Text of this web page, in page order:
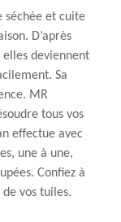
séchée et cuite
D’après
deviennent
Sa
MR
tous vos
effectue avec
une à une,
Confiez à
vos tuiles.